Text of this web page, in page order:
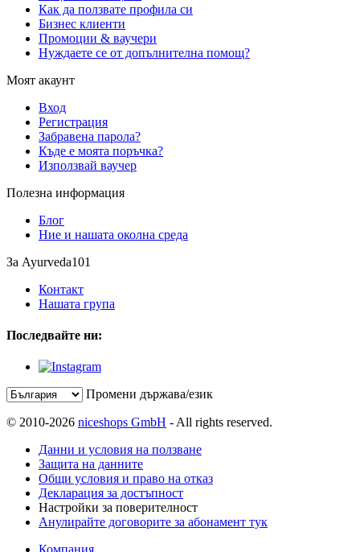
Как да ползвате профила си
Бизнес клиенти
Промоции & ваучери
Нуждаете се от допълнителна помощ?
Моят акаунт
Вход
Регистрация
Забравена парола?
Къде е моята поръчка?
Използвай ваучер
Полезна информация
Блог
Ние и нашата околна среда
За Ayurveda101
Контакт
Нашата група
Последвайте ни:
Промени държава/език
© 2010-2026 niceshops GmbH - All rights reserved.
Данни и условия на ползване
Защита на данните
Общи условия и право на отказ
Декларация за достъпност
Настройки за поверителност
Анулирайте договорите за абонамент тук